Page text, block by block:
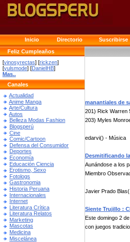
Inicio Directorio Suscribirse
Feliz Cumpleaños
[vinosyrectas] [rickzen]
[yulsmode] [DanielHB]
Mas..
Canales
Actualidad
Anime Manga
Arte/Cultura
Autos
Belleza Modas Fashion
Blogsperú
Cine
Comic/Cartoon
Defensa del Consumidor
Deportes
Economía
Educación Ciencia
Erotismo, Sexo
Fotologs
Gastronomia
Historia Peruana
Internacionales
Internet
Literatura Crítica
Literatura Relatos
Marketing
Mascotas
Medicina
Miscelánea
manantiales de
201) Rick Warren
203) Myles
edarvi() - Música
Desmitificando
Aunándose a los
Miembro
Javier Prado
Siente Trujillo :
Este domingo 2
con juegos